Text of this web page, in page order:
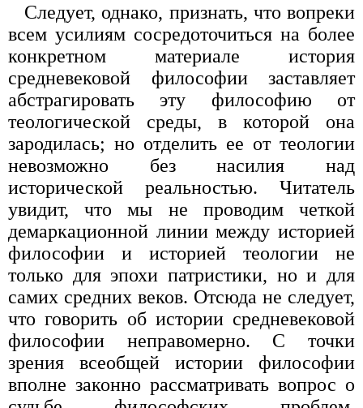
Следует, однако, признать, что вопреки
всем усилиям сосредоточиться на более
конкретном материале история
средневековой философии заставляет
абстрагировать эту философию от
теологической среды, в которой она
зародилась; но отделить ее от теологии
невозможно без насилия над
исторической реальностью. Читатель
увидит, что мы не проводим четкой
демаркационной линии между историей
философии и историей теологии не
только для эпохи патристики, но и для
самих средних веков. Отсюда не следует,
что говорить об истории средневековой
философии неправомерно. С точки
зрения всеобщей истории философии
вполне законно рассматривать вопрос о